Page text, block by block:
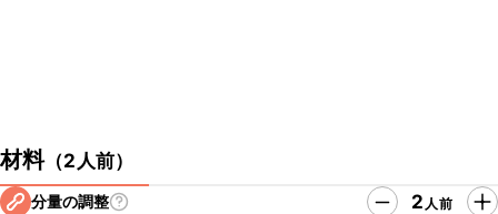
材料（2人前）
分量の調整 2 人前